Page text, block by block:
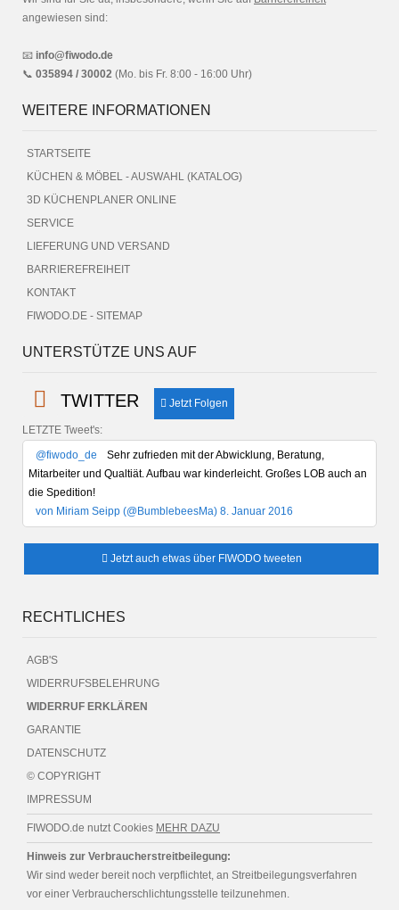
angewiesen sind:
📧 info@fiwodo.de
📞 035894 / 30002 (Mo. bis Fr. 8:00 - 16:00 Uhr)
WEITERE INFORMATIONEN
STARTSEITE
KÜCHEN & MÖBEL - AUSWAHL (KATALOG)
3D KÜCHENPLANER ONLINE
SERVICE
LIEFERUNG UND VERSAND
BARRIEREFREIHEIT
KONTAKT
FIWODO.DE - SITEMAP
UNTERSTÜTZE UNS AUF
TWITTER Jetzt Folgen
LETZTE Tweet's:
@fiwodo_de
Sehr zufrieden mit der Abwicklung, Beratung,
Mitarbeiter und Qualtiät. Aufbau war kinderleicht. Großes LOB auch an
die Spedition!
von Miriam Seipp (@BumblebeesMa) 8. Januar 2016
Jetzt auch etwas über FIWODO tweeten
RECHTLICHES
AGB'S
WIDERRUFSBELEHRUNG
WIDERRUF ERKLÄREN
GARANTIE
DATENSCHUTZ
© COPYRIGHT
IMPRESSUM
FIWODO.de nutzt Cookies MEHR DAZU
Hinweis zur Verbraucherstreitbeilegung:
Wir sind weder bereit noch verpflichtet, an Streitbeilegungsverfahren
vor einer Verbraucherschlichtungsstelle teilzunehmen.